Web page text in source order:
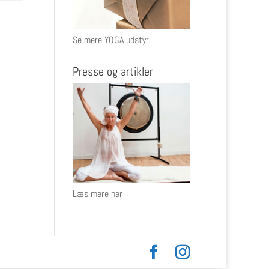
Se mere YOGA udstyr
Presse og artikler
Læs mere her